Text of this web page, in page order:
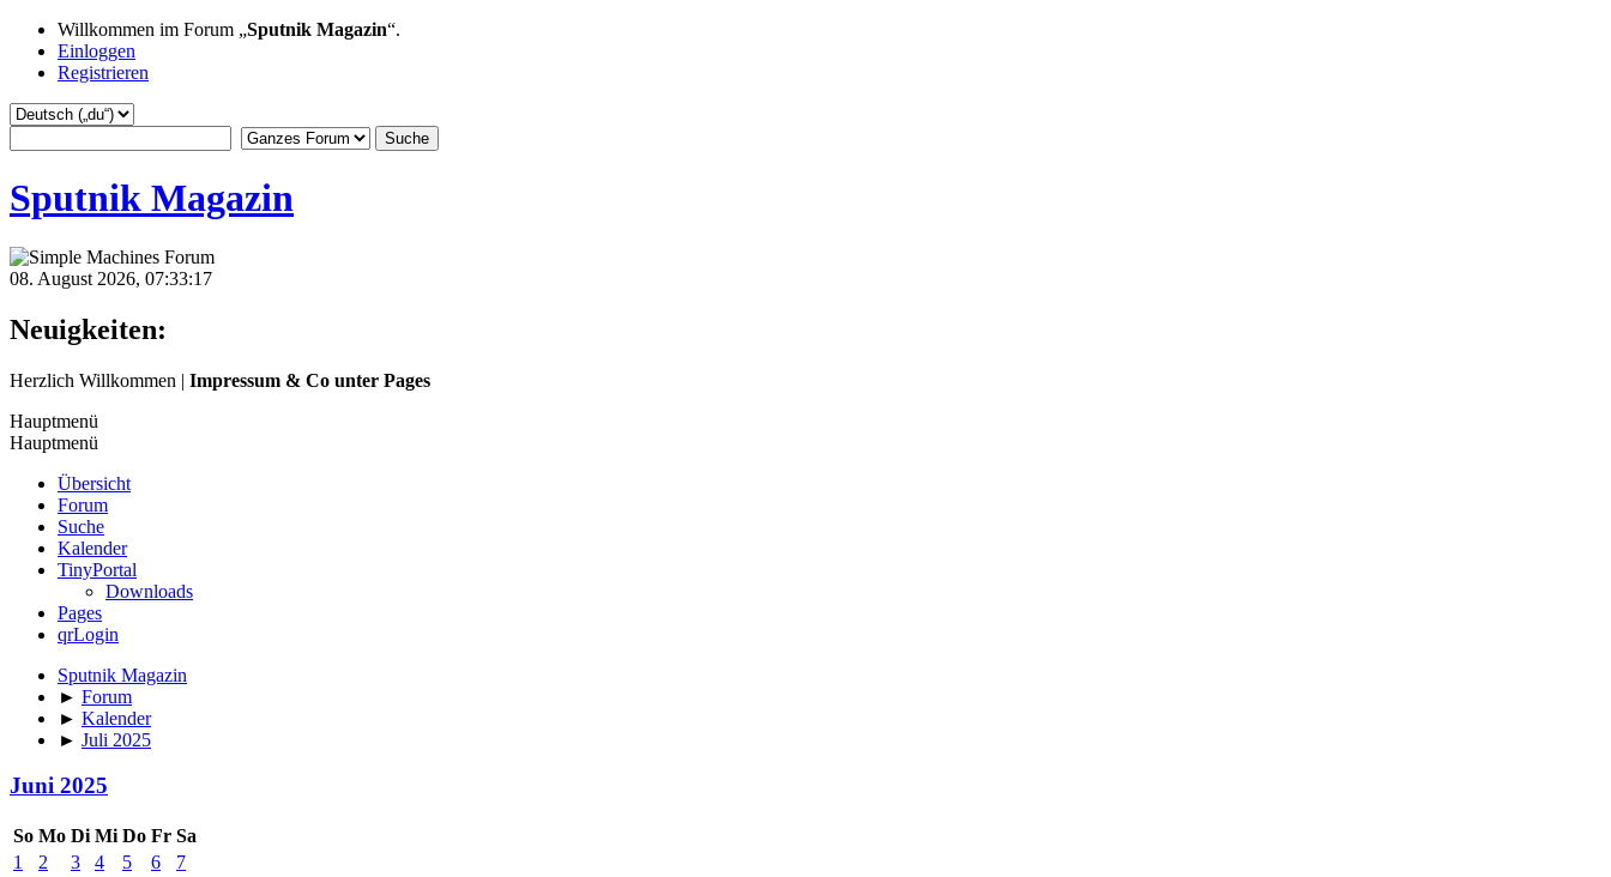
Willkommen im Forum „Sputnik Magazin“.
Einloggen
Registrieren
Sputnik Magazin
08. August 2026, 07:33:17
Neuigkeiten:
Herzlich Willkommen | Impressum & Co unter Pages
Hauptmenü
Hauptmenü
Übersicht
Forum
Suche
Kalender
TinyPortal
Downloads
Pages
qrLogin
Sputnik Magazin
► Forum
► Kalender
► Juli 2025
Juni 2025
So Mo Di Mi Do Fr Sa
1
2 3 4 5 6
7